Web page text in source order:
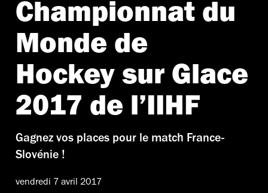
Championnat du
Monde de
Hockey sur Glace
2017 de l’IIHF
Gagnez vos places pour le match France-
Slovénie !
vendredi 7 avril 2017